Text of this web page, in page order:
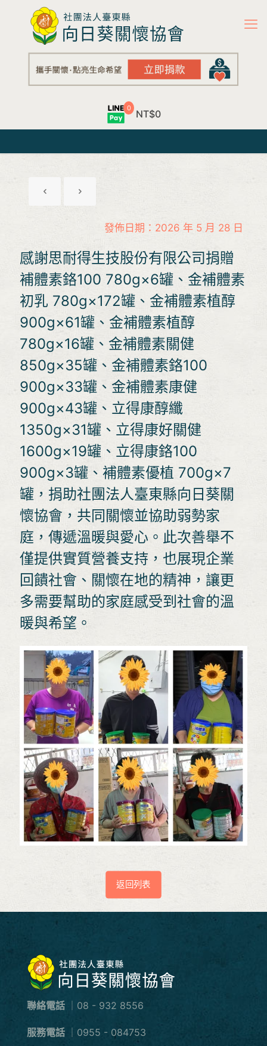
0 NT$0
發佈日期：2026 年 5 月 28 日
感謝思耐得生技股份有限公司捐贈
補體素鉻100 780g×6罐、金補體素
初乳 780g×172罐、金補體素植醇
900g×61罐、金補體素植醇
780g×16罐、金補體素關健
850g×35罐、金補體素鉻100
900g×33罐、金補體素康健
900g×43罐、立得康醇纖
1350g×31罐、立得康好關健
1600g×19罐、立得康鉻100
900g×3罐、補體素優植 700g×7
罐，捐助社團法人臺東縣向日葵關
懷協會，共同關懷並協助弱勢家
庭，傳遞溫暖與愛心。此次善舉不
僅提供實質營養支持，也展現企業
回饋社會、關懷在地的精神，讓更
多需要幫助的家庭感受到社會的溫
暖與希望。
返回列表
聯絡電話 ｜08 - 932 8556
服務電話 ｜0955 - 084753